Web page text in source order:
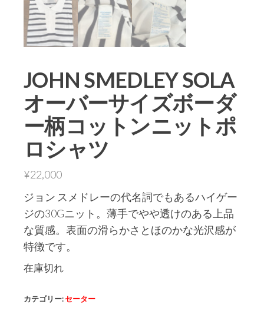
JOHN SMEDLEY SOLA
オーバーサイズボーダ
ー柄コットンニットポ
ロシャツ
¥22,000
ジョン スメドレーの代名詞でもあるハイゲー
ジの30Gニット。薄手でやや透けのある上品
な質感。表面の滑らかさとほのかな光沢感が
特徴です。
在庫切れ
カテゴリー:セーター